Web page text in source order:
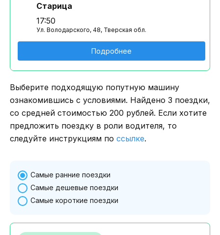
Старица
17:50
Ул. Володарского, 48, Тверская обл.
Подробнее
Выберите подходящую попутную машину
ознакомившись с условиями. Найдено 3 поездки,
со средней стоимостью 200 рублей. Если хотите
предложить поездку в роли водителя, то
следуйте инструкциям по ссылке.
Самые ранние поездки
Самые дешевые поездки
Самые короткие поездки